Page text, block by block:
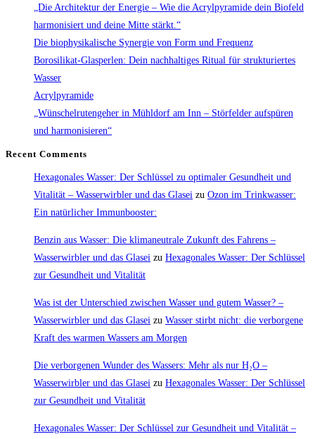
„Die Architektur der Energie – Wie die Acrylpyramide dein Biofeld
harmonisiert und deine Mitte stärkt.“
Die biophysikalische Synergie von Form und Frequenz
Borosilikat-Glasperlen: Dein nachhaltiges Ritual für strukturiertes
Wasser
Acrylpyramide
„Wünschelrutengeher in Mühldorf am Inn – Störfelder aufspüren
und harmonisieren“
Recent Comments
Hexagonales Wasser: Der Schlüssel zu optimaler Gesundheit und
Vitalität – Wasserwirbler und das Glasei zu Ozon im Trinkwasser:
Ein natürlicher Immunbooster:
Benzin aus Wasser: Die klimaneutrale Zukunft des Fahrens –
Wasserwirbler und das Glasei zu Hexagonales Wasser: Der Schlüssel
zur Gesundheit und Vitalität
Was ist der Unterschied zwischen Wasser und gutem Wasser? –
Wasserwirbler und das Glasei zu Wasser stirbt nicht: die verborgene
Kraft des warmen Wassers am Morgen
Die verborgenen Wunder des Wassers: Mehr als nur H₂O –
Wasserwirbler und das Glasei zu Hexagonales Wasser: Der Schlüssel
zur Gesundheit und Vitalität
Hexagonales Wasser: Der Schlüssel zur Gesundheit und Vitalität –